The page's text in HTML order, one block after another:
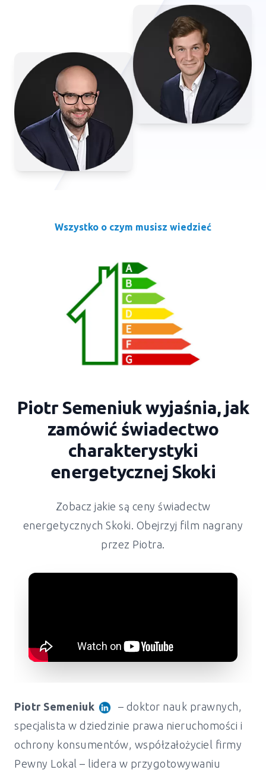
Wszystko o czym musisz wiedzieć
Piotr Semeniuk wyjaśnia, jak
zamówić świadectwo
charakterystyki
energetycznej Skoki
Zobacz jakie są ceny świadectw
energetycznychSkoki . Obejrzyj film nagrany
przez Piotra.
Piotr Semeniuk
– doktor nauk prawnych,
specjalista w dziedzinie prawa nieruchomości i
ochrony konsumentów, współzałożyciel firmy
Pewny Lokal – lidera w przygotowywaniu